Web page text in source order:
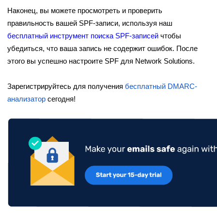
Наконец, вы можете просмотреть и проверить
правильность вашей SPF-записи, используя наш
бесплатный инструмент поиска SPF-записей чтобы
убедиться, что ваша запись не содержит ошибок. После
этого вы успешно настроите SPF для Network Solutions.
Зарегистрируйтесь для получения бесплатный DMARC-
анализатор сегодня!